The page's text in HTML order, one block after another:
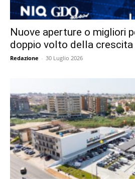
Nuove aperture o migliori
doppio volto della crescita
Redazione - 30 Luglio 2026